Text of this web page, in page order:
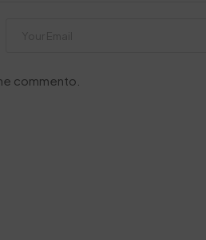
commento.